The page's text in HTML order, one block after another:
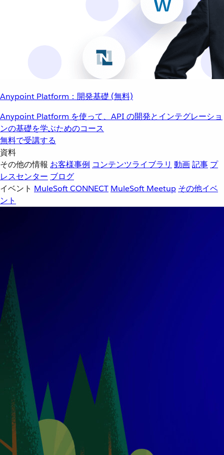
Anypoint Platform：開発基礎 (無料)
Anypoint Platform を使って、API の開発とインテグレーショ
ンの基礎を学ぶためのコース
無料で受講する
資料
その他の情報 お客様事例 コンテンツライブラリ 動画記事 プ
レスセンター ブログ
イベント MuleSoft CONNECT MuleSoft Meetup その他イベ
ント